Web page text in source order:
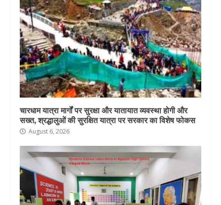
चारधाम यात्रा मार्गों पर सुरक्षा और यातायात व्यवस्था होगी और
सख्त, श्रद्धालुओं की सुरक्षित यात्रा पर सरकार का विशेष फोकस
August 6, 2026